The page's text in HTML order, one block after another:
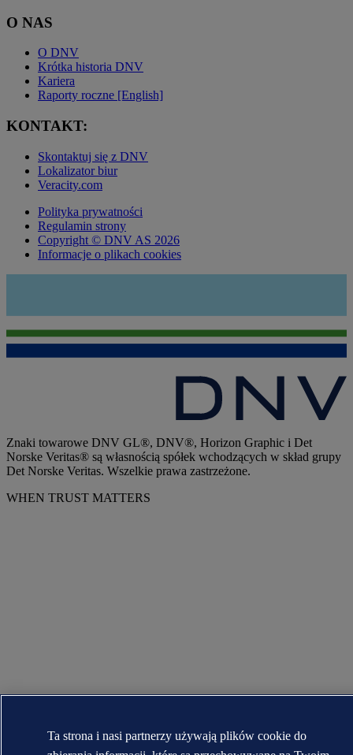
O NAS
O DNV
Krótka historia DNV
Kariera
Raporty roczne [English]
KONTAKT:
Skontaktuj się z DNV
Lokalizator biur
Veracity.com
Polityka prywatności
Regulamin strony
Copyright © DNV AS 2026
Informacje o plikach cookies
Znaki towarowe DNV GL®, DNV®, Horizon Graphic i Det
Norske Veritas® są własnością spółek wchodzących w skład grupy
Det Norske Veritas. Wszelkie prawa zastrzeżone.
WHEN TRUST MATTERS
Ta strona i nasi partnerzy używają plików cookie do